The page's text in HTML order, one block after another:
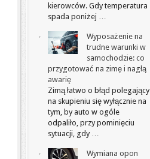
kierowców. Gdy temperatura
spada poniżej …
Wyposażenie na
trudne warunki w
samochodzie: co
przygotować na zimę i nagłą
awarię
Zimą łatwo o błąd polegający
na skupieniu się wyłącznie na
tym, by auto w ogóle
odpaliło, przy pominięciu
sytuacji, gdy …
Wymiana opon